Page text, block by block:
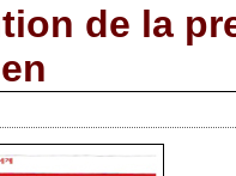
de la